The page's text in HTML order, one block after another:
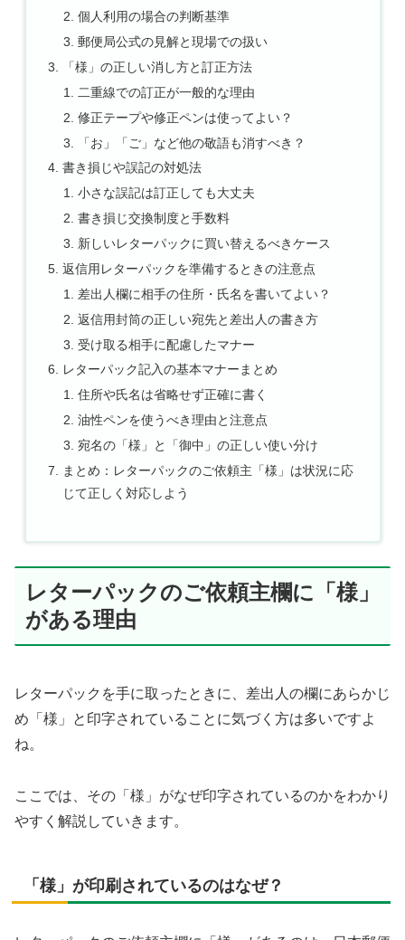
個人利用の場合の判断基準
郵便局公式の見解と現場での扱い
「様」の正しい消し方と訂正方法
二重線での訂正が一般的な理由
修正テープや修正ペンは使ってよい？
「お」「ご」など他の敬語も消すべき？
書き損じや誤記の対処法
小さな誤記は訂正しても大丈夫
書き損じ交換制度と手数料
新しいレターパックに買い替えるべきケース
返信用レターパックを準備するときの注意点
差出人欄に相手の住所・氏名を書いてよい？
返信用封筒の正しい宛先と差出人の書き方
受け取る相手に配慮したマナー
レターパック記入の基本マナーまとめ
住所や氏名は省略せず正確に書く
油性ペンを使うべき理由と注意点
宛名の「様」と「御中」の正しい使い分け
まとめ：レターパックのご依頼主「様」は状況に応
じて正しく対応しよう
レターパックのご依頼主欄に「様」
がある理由
レターパックを手に取ったときに、差出人の欄にあらかじ
め「様」と印字されていることに気づく方は多いですよ
ね。
ここでは、その「様」がなぜ印字されているのかをわかり
やすく解説していきます。
「様」が印刷されているのはなぜ？